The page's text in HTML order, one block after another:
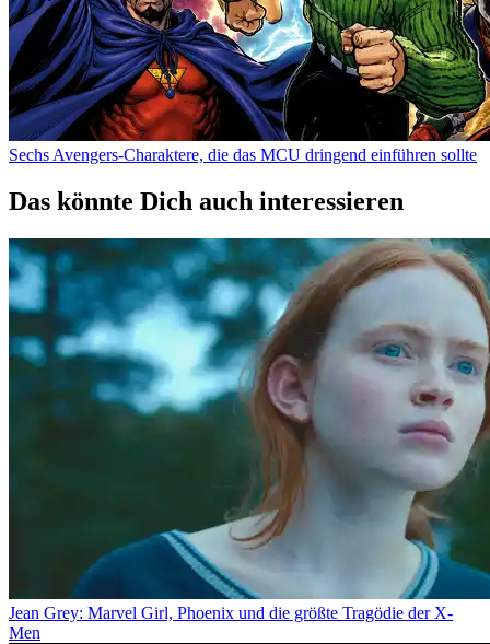
Sechs Avengers-Charaktere, die das MCU dringend einführen sollte
Das könnte Dich auch interessieren
Jean Grey: Marvel Girl, Phoenix und die größte Tragödie der X-
Men